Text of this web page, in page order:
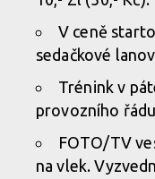
V ceně
sedačkové
Trénink v
provozního
FOTO/TV
na vlek.